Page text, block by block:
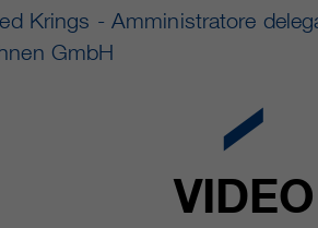
Krings - Amministratore
GmbH
VIDEO